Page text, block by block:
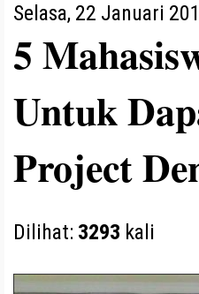
Selasa, 22 Januari
5
Untuk
Project
Dilihat: 3293 kali